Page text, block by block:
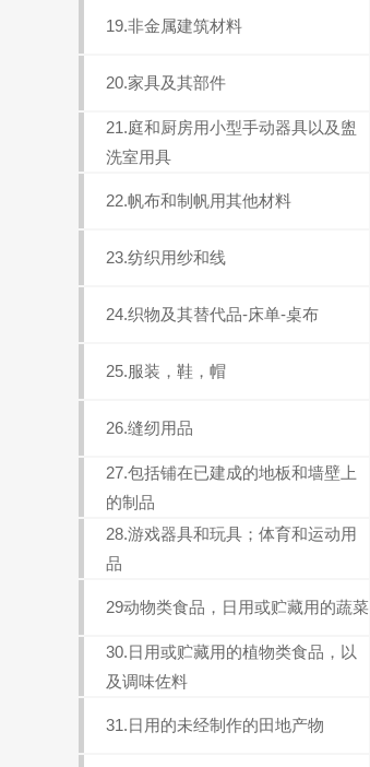
19.非金属建筑材料
20.家具及其部件
21.庭和厨房用小型手动器具以及盥
洗室用具
22.帆布和制帆用其他材料
23.纺织用纱和线
24.织物及其替代品-床单-桌布
25.服装，鞋，帽
26.缝纫用品
27.包括铺在已建成的地板和墙壁上
的制品
28.游戏器具和玩具；体育和运动用
品
29动物类食品，日用或贮藏用的蔬菜
30.日用或贮藏用的植物类食品，以
及调味佐料
31.日用的未经制作的田地产物